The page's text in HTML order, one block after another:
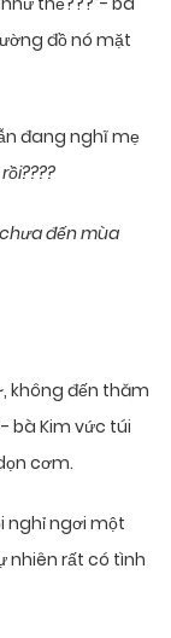
đồ nó mặt
đang nghĩ mẹ
đến mùa
không đến thăm
bà Kim vức túi
cơm.
nghỉ ngơi một
nhiên rất có tình